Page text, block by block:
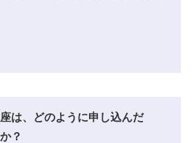
は、どのように申し込んだ
？